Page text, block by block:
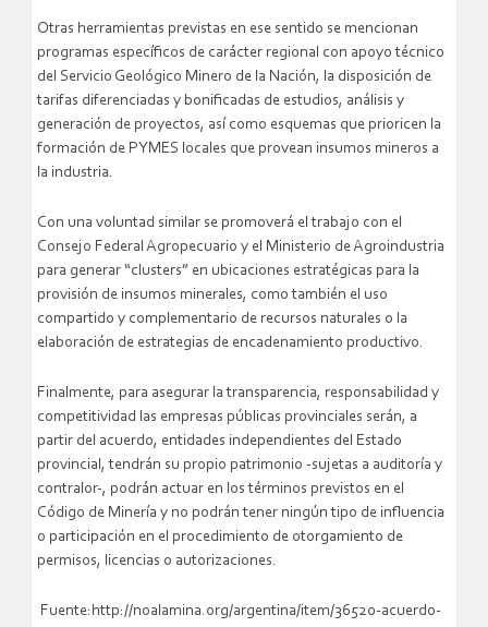
Otras herramientas previstas en ese sentido se mencionan
programas específicos de carácter regional con apoyo técnico
del Servicio Geológico Minero de la Nación, la disposición de
tarifas diferenciadas y bonificadas de estudios, análisis y
generación de proyectos, así como esquemas que prioricen la
formación de PYMES locales que provean insumos mineros a
la industria.
Con una voluntad similar se promoverá el trabajo con el
Consejo Federal Agropecuario y el Ministerio de Agroindustria
para generar “clusters” en ubicaciones estratégicas para la
provisión de insumos minerales, como también el uso
compartido y complementario de recursos naturales o la
elaboración de estrategias de encadenamiento productivo.
Finalmente, para asegurar la transparencia, responsabilidad y
competitividad las empresas públicas provinciales serán, a
partir del acuerdo, entidades independientes del Estado
provincial, tendrán su propio patrimonio -sujetas a auditoría y
contralor-, podrán actuar en los términos previstos en el
Código de Minería y no podrán tener ningún tipo de influencia
o participación en el procedimiento de otorgamiento de
permisos, licencias o autorizaciones.
Fuente:http://noalamina.org/argentina/item/36520-acuerdo-